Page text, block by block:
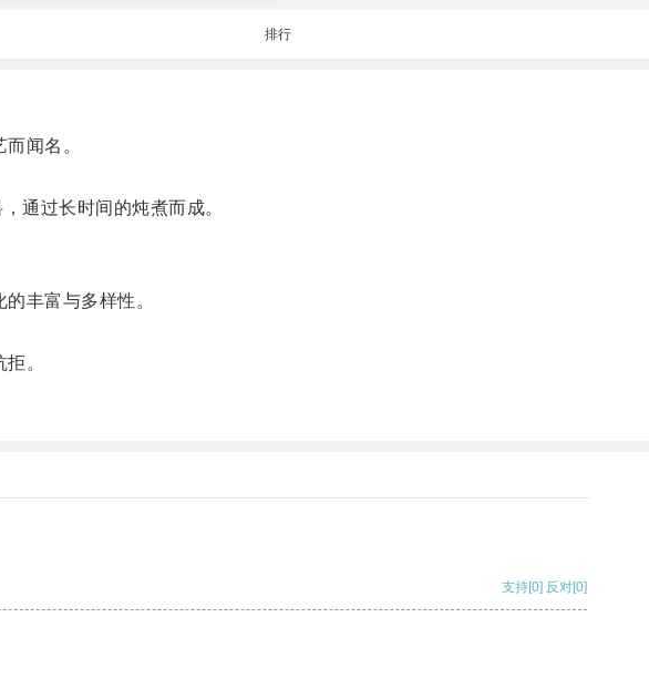
排行
闻名。
通过长时间的炖煮而成。
丰富与多样性。
。
支持[0] 反对[0]